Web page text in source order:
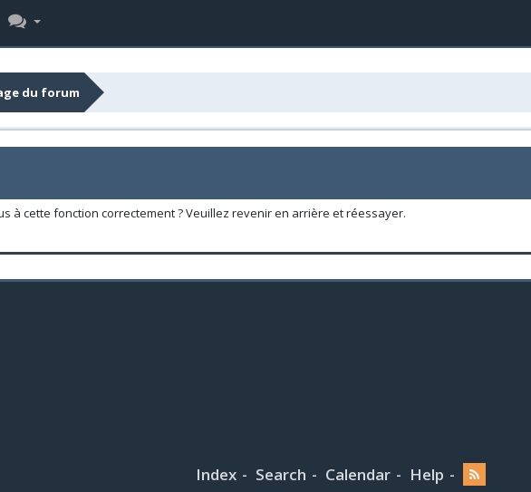
du forum
à cette fonction correctement ? Veuillez revenir en arrière et réessayer.
Index Search Calendar Help